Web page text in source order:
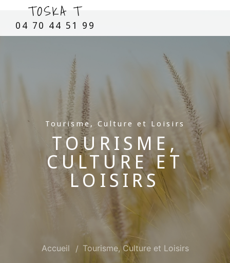
TOSKA T
04 70 44 51 99
Tourisme, Culture et Loisirs
TOURISME,
CULTURE ET
LOISIRS
Accueil Tourisme, Culture et Loisirs